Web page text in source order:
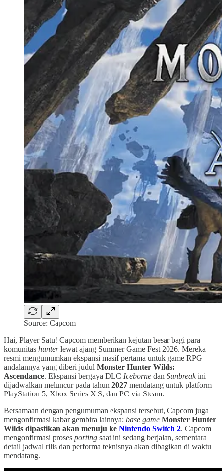
Source: Capcom
Hai, Player Satu! Capcom memberikan kejutan besar bagi para
komunitas hunterlewat ajang Summer Game Fest 2026. Mereka
resmi mengumumkan ekspansi masif pertama untuk game RPG
andalannya yang diberi judul Monster Hunter Wilds:
Ascendance. Ekspansi bergaya DLC Iceborne dan Sunbreakini
dijadwalkan meluncur pada tahun 2027 mendatang untuk platform
PlayStation 5, Xbox Series X|S, dan PC via Steam.
Bersamaan dengan pengumuman ekspansi tersebut, Capcom juga
mengonfirmasi kabar gembira lainnya: base game Monster Hunter
Wilds dipastikan akan menuju ke Nintendo Switch 2. Capcom
mengonfirmasi proses porting saat ini sedang berjalan, sementara
detail jadwal rilis dan performa teknisnya akan dibagikan di waktu
mendatang.